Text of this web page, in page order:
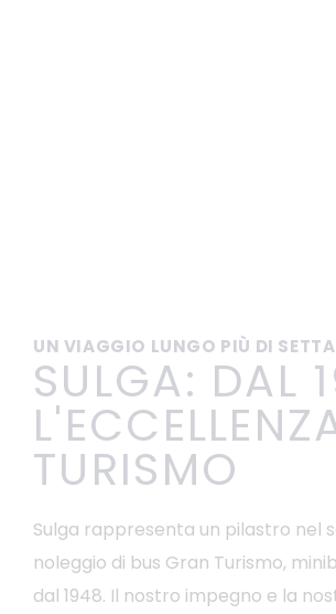
UN VIAGGIO LUNGO PIÙ DI
SULGA: DAL
TURISMO
Sulga rappresenta un pilastro nel
noleggio di bus Gran Turismo,
dal 1948. Il nostro impegno e la